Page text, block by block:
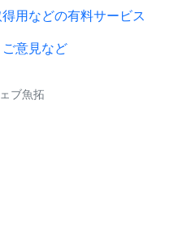
用などの有料サービス
ご意見など
ブ魚拓